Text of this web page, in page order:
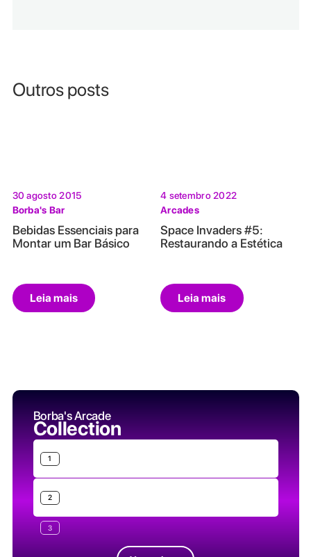
Outros posts
30 agosto 2015
Borba's Bar
Bebidas Essenciais para
Montar um Bar Básico
Leia mais
4 setembro 2022
Arcades
Space Invaders #5:
Restaurando a Estética
Leia mais
Borba's Arcade
Collection
1
2
3